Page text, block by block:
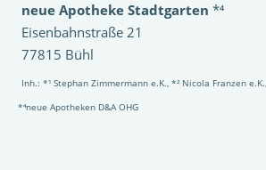
neue Apotheke Stadtgarten *⁴
Eisenbahnstraße 21
77815 Bühl
Inh.: *¹ Stephan Zimmermann e.K., *² Nicola Franzen
*⁴neue Apotheken D&A OHG